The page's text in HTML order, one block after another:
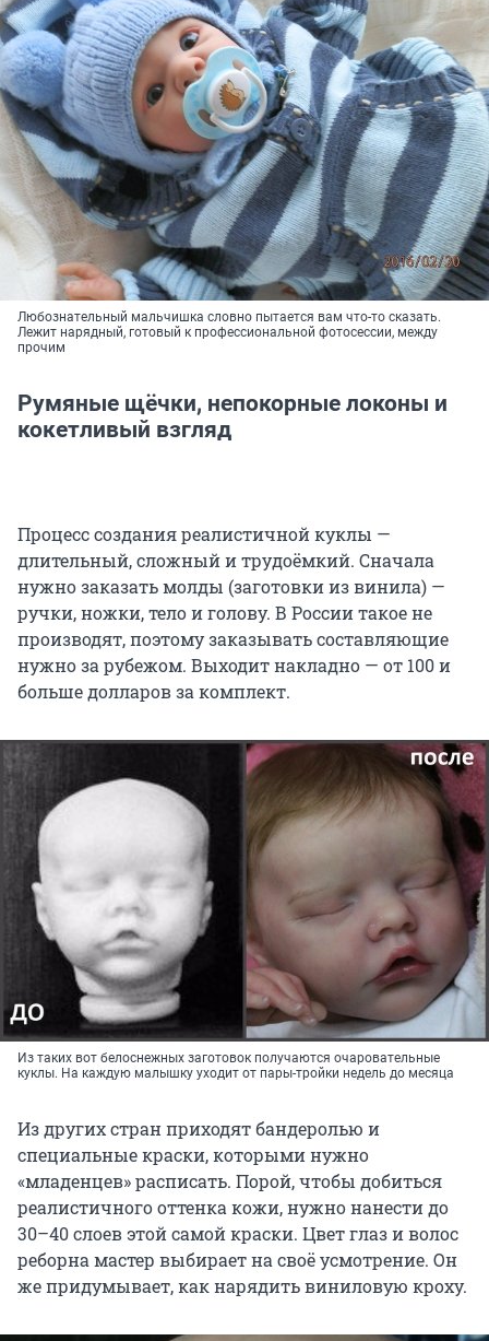
Любознательный мальчишка словно пытается вам что-то сказать.
Лежит нарядный, готовый к профессиональной фотосессии, между
прочим
Румяные щёчки, непокорные локоны и
кокетливый взгляд
Процесс создания реалистичной куклы —
длительный, сложный и трудоёмкий. Сначала
нужно заказать молды (заготовки из винила) —
ручки, ножки, тело и голову. В России такое не
производят, поэтому заказывать составляющие
нужно за рубежом. Выходит накладно — от 100 и
больше долларов за комплект.
Из таких вот белоснежных заготовок получаются очаровательные
куклы. На каждую малышку уходит от пары-тройки недель до месяца
Из других стран приходят бандеролью и
специальные краски, которыми нужно
«младенцев» расписать. Порой, чтобы добиться
реалистичного оттенка кожи, нужно нанести до
30–40 слоев этой самой краски. Цвет глаз и волос
реборна мастер выбирает на своё усмотрение. Он
же придумывает, как нарядить виниловую кроху.